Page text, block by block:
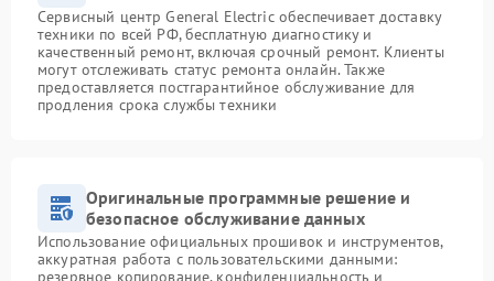
Сервисный центр General Electric обеспечивает доставку
техники по всей РФ, бесплатную диагностику и
качественный ремонт, включая срочный ремонт. Клиенты
могут отслеживать статус ремонта онлайн. Также
предоставляется постгарантийное обслуживание для
продления срока службы техники
Оригинальные программные решение и
безопасное обслуживание данных
Использование официальных прошивок и инструментов,
аккуратная работа с пользовательскими данными:
резервное копирование, конфиденциальность и